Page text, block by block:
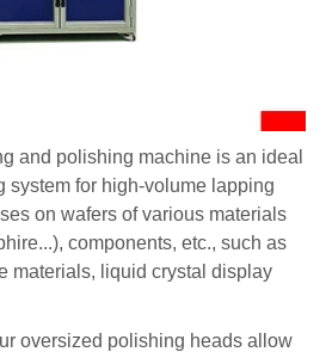
and polishing machine is an ideal
system for high-volume lapping
on wafers of various materials
components, etc., such as
materials, liquid crystal display
oversized polishing heads allow